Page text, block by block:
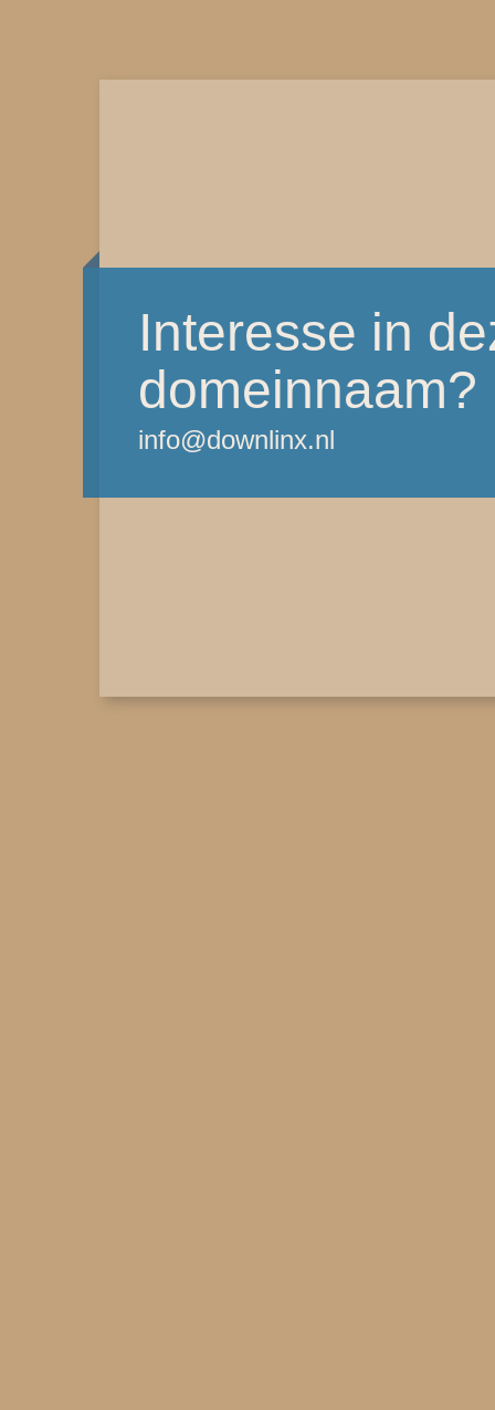
Interesse in
domeinnaam?
info@downlinx.nl